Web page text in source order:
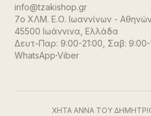
info@tzakishop.gr
7ο ΧΛΜ. Ε.Ο. Ιωαννίνων -
45500 Ιωάννινα Ελλάδα
Δευτ-Παρ: 9:00-21:00, Σαβ: 9:00-
WhatsApp·Viber
ΧΗΤΑ ΑΝΝΑ ΤΟΥ